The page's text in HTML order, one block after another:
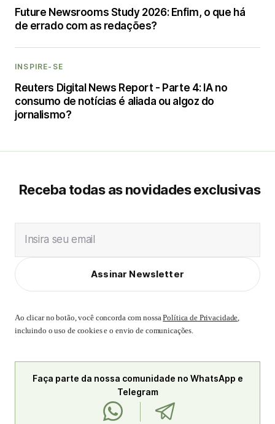
Future Newsrooms Study 2026: Enfim, o que há
de errado com as redações?
INSPIRE-SE
Reuters Digital News Report - Parte 4: IA no
consumo de notícias é aliada ou algoz do
jornalismo?
Receba todas as novidades exclusivas
Insira seu email
Assinar Newsletter
Ao clicar no botão, você concorda com nossaPolítica de Privacidade,
incluindo o uso de cookies e o envio de comunicações.
Faça parte da nossa comunidade no WhatsApp e
Telegram